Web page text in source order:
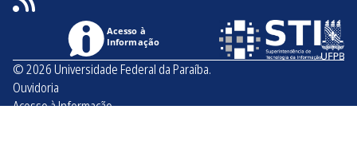
Acesso à
Informação
© 2026 Universidade Federal da Paraíba.
Ouvidoria
Acesso à Informação